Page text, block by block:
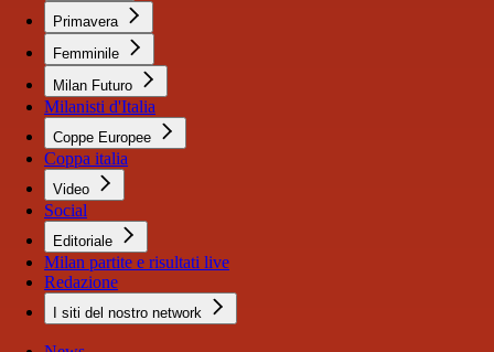
Primavera
Femminile
Milan Futuro
Milanisti d'Italia
Coppe Europee
Coppa italia
Video
Social
Editoriale
Milan partite e risultati live
Redazione
I siti del nostro network